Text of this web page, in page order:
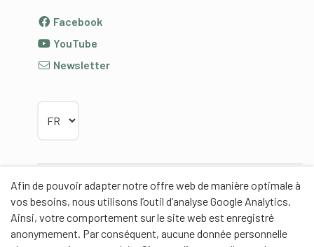
Afin de pouvoir adapter notre offre web de manière optimale à
vos besoins, nous utilisons l’outil d’analyse Google Analytics.
Ainsi, votre comportement sur le site web est enregistré
anonymement. Par conséquent, aucune donnée personnelle
Facebook
YouTube
Newsletter
Partenaires